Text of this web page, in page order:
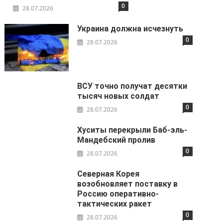
28.07.2026 0
Украина должна исчезнуть
28.07.2026 0
ВСУ точно получат десятки
тысяч новых солдат
28.07.2026 0
Хуситы перекрыли Баб-эль-
Мандебский пролив
28.07.2026 0
Северная Корея
возобновляет поставку в
Россию оперативно-
тактических ракет
28.07.2026 0